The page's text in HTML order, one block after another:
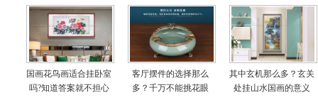
国画花鸟画适合挂卧室
吗?知道答案就不担心
客厅摆件的选择那么
多？千万不能挑花眼
其中玄机那么多？玄关
处挂山水国画的意义